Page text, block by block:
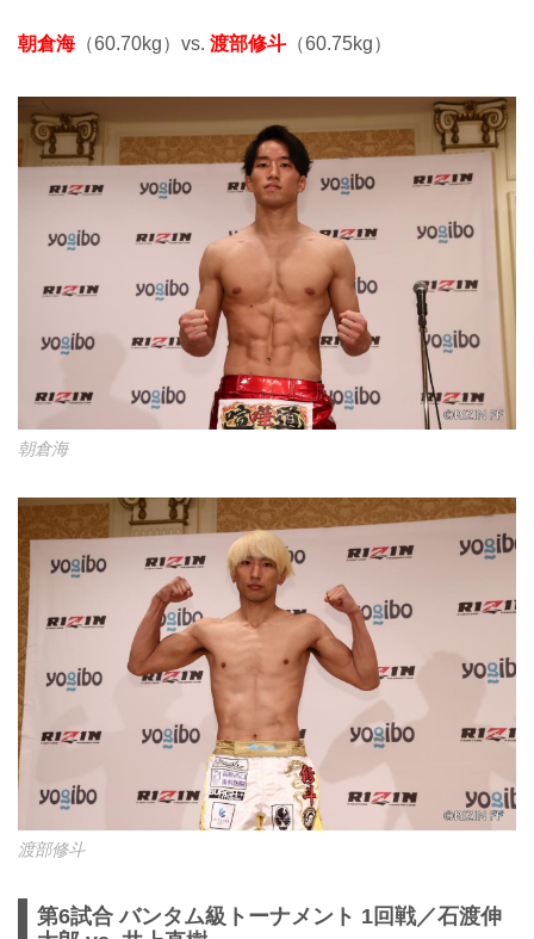
朝倉海（60.70kg）vs. 渡部修斗 （60.75kg）
朝倉海
渡部修斗
第6試合 バンタム級トーナメント 1回戦／石渡伸